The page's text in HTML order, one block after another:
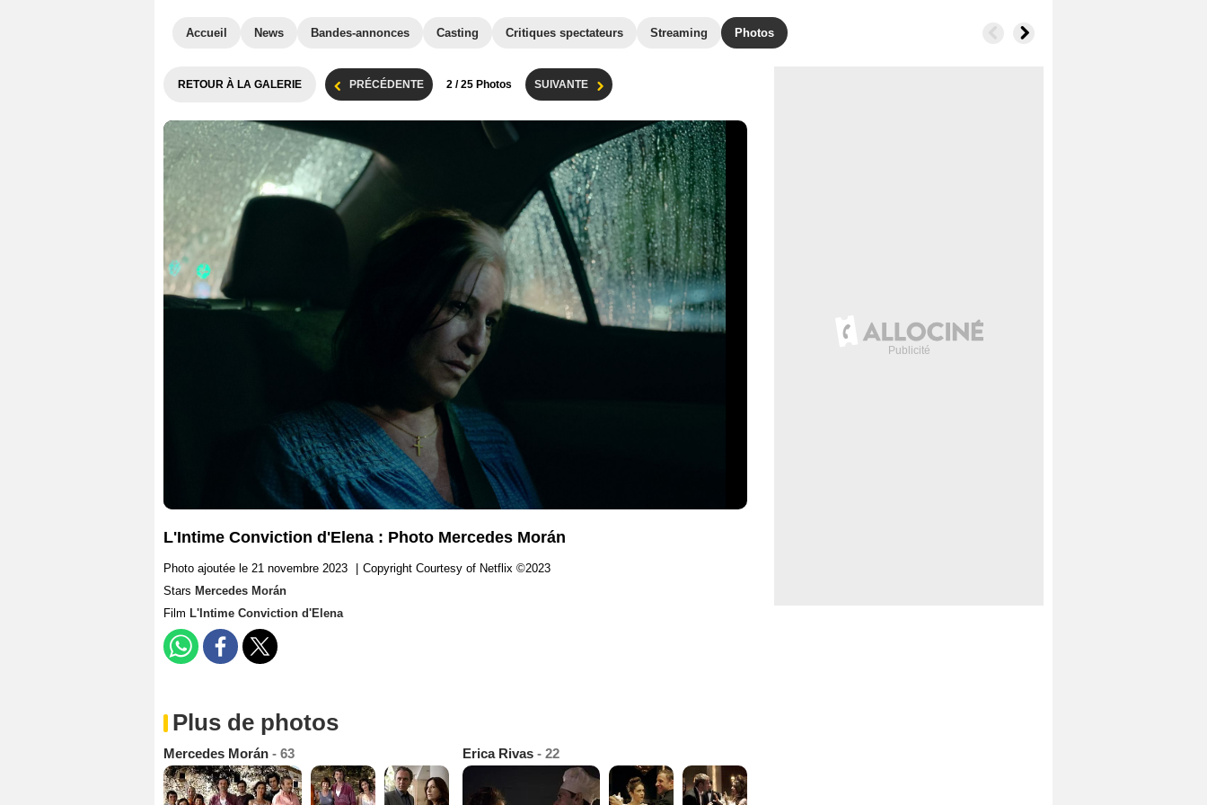
Accueil News Bandes-annonces Casting Critiques spectateurs Streaming Photos
RETOUR À LA GALERIE PRÉCÉDENTE 2 / 25 Photos SUIVANTE
L'Intime Conviction d'Elena : Photo Mercedes Morán
Photo ajoutée le 21 novembre 2023
Copyright Courtesy of Netflix ©2023
Stars Mercedes Morán
Film L'Intime Conviction d'Elena
Plus de photos
Mercedes Morán - 63 Erica Rivas - 22